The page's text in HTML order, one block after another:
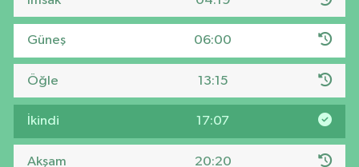
Güneş 06:00
Öğle 13:15
İkindi 17:07
Akşam 20:20